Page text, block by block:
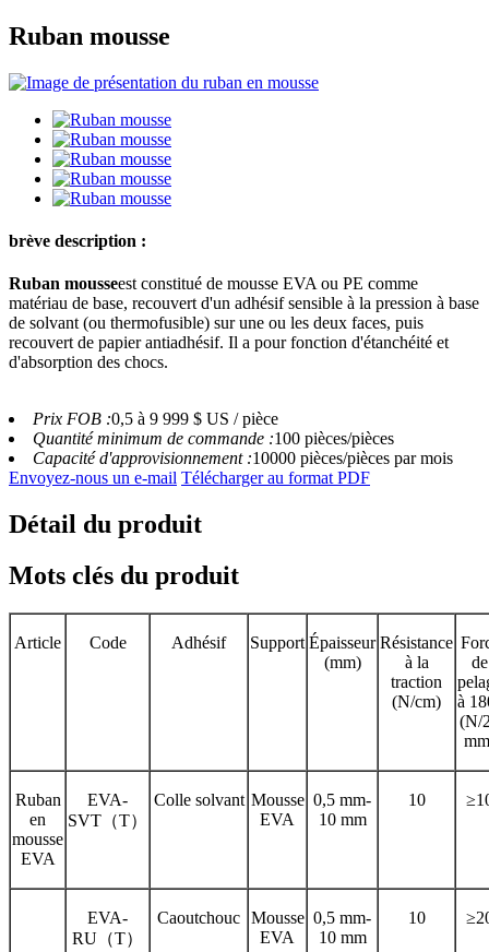
Ruban mousse
brève description :
Ruban mousseest constitué de mousse EVA ou PE comme
matériau de base, recouvert d'un adhésif sensible à la pression à base
de solvant (ou thermofusible) sur une ou les deux faces, puis
recouvert de papier antiadhésif. Il a pour fonction d'étanchéité et
d'absorption des chocs.
Prix ​​FOB :0,5 à 9 999 $ US / pièce
Quantité minimum de commande :100 pièces/pièces
Capacité d'approvisionnement :10000 pièces/pièces par mois
Envoyez-nous un e-mail Télécharger au format PDF
Détail du produit
Mots clés du produit
Article Code Adhésif Support Épaisseur
(mm)
Résistance
à la
traction
(N/cm)
de
à
(N/
Ruban
en
mousse
EVA
EVA-
SVT（T）
Colle solvant Mousse
EVA
0,5 mm-
10 mm
10
EVA-
RU（T）
Caoutchouc Mousse
EVA
0,5 mm-
10 mm
10